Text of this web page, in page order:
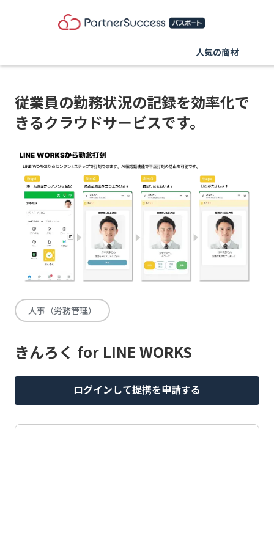
従業員の勤務状況の記録を効率化で
きるクラウドサービスです。
人事（労務管理）
きんろく for LINE WORKS
ログインして提携を申請する
人気の商材